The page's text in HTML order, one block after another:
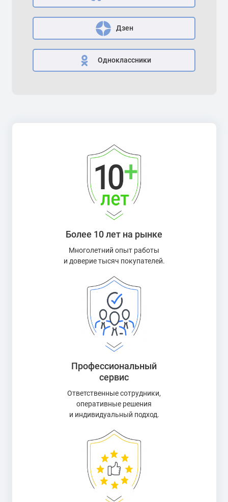
Дзен
Одноклассники
Более 10 лет на рынке
Многолетний опыт работы
и доверие тысяч покупателей.
Профессиональный
сервис
Ответственные сотрудники,
оперативные решения
и индивидуальный подход.